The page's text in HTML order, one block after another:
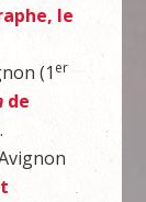
le
(1 er
de